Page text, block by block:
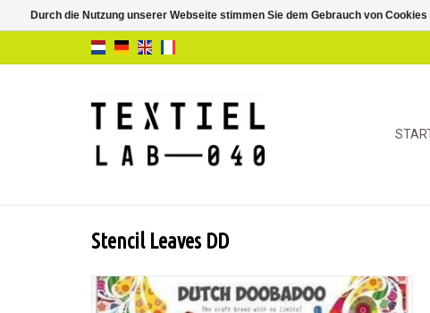
Stencil Leaves DD
Durch die Nutzung unserer Webseite stimmen Sie dem Gebrauch von